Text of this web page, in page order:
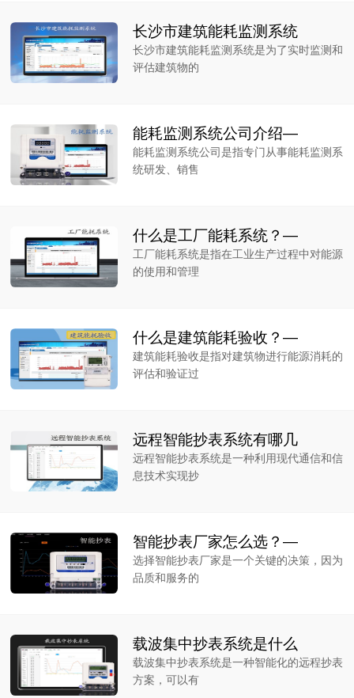
长沙市建筑能耗监测系统
长沙市建筑能耗监测系统是为了实时监测和
评估建筑物的
能耗监测系统公司介绍—
能耗监测系统公司是指专门从事能耗监测系
统研发、销售
什么是工厂能耗系统？—
工厂能耗系统是指在工业生产过程中对能源
的使用和管理
什么是建筑能耗验收？—
建筑能耗验收是指对建筑物进行能源消耗的
评估和验证过
远程智能抄表系统有哪几
远程智能抄表系统是一种利用现代通信和信
息技术实现抄
智能抄表厂家怎么选？—
选择智能抄表厂家是一个关键的决策，因为
品质和服务的
载波集中抄表系统是什么
载波集中抄表系统是一种智能化的远程抄表
方案，可以有